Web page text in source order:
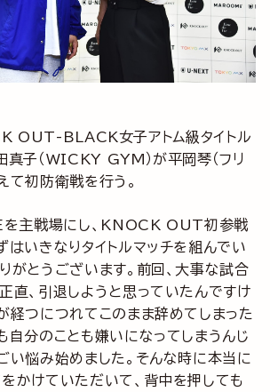
OUT-BLACK女子アトム級タイトル
真子（WICKY GYM）が平岡琴（フリ
て初防衛戦を行う。
主戦場にし、KNOCK OUT初参戦
はいきなりタイトルマッチを組んでい
がとうございます。前回、大事な試合
直、引退しようと思っていたんですけ
経つにつれてこのまま辞めてしまった
自分のことも嫌いになってしまうんじ
い悩み始めました。そんな時に本当に
かけていただいて、背中を押しても